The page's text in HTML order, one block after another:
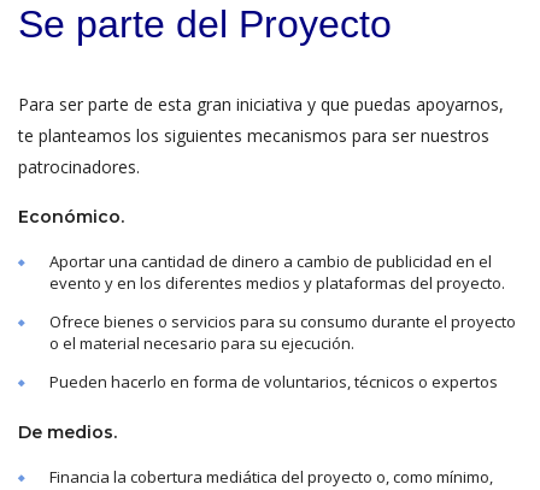
Se parte del Proyecto
Para ser parte de esta gran iniciativa y que puedas apoyarnos,
te planteamos los siguientes mecanismos para ser nuestros
patrocinadores.
Económico.
Aportar una cantidad de dinero a cambio de publicidad en el
evento y en los diferentes medios y plataformas del proyecto.
Ofrece bienes o servicios para su consumo durante el proyecto
o el material necesario para su ejecución.
Pueden hacerlo en forma de voluntarios, técnicos o expertos
De medios.
Financia la cobertura mediática del proyecto o, como mínimo,